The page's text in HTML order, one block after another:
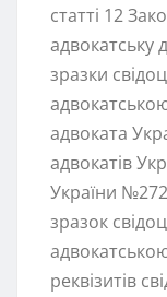
статті 12
адвокатську
зразки
адвоката
адвокатів
України
зразок
реквізитів